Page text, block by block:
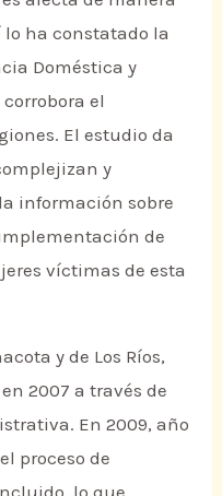
ha constatado la
Doméstica y
el
El estudio da
y
información sobre
de
víctimas de esta
y de Los Ríos,
2007 a través de
En 2009, año
proceso de
lo que